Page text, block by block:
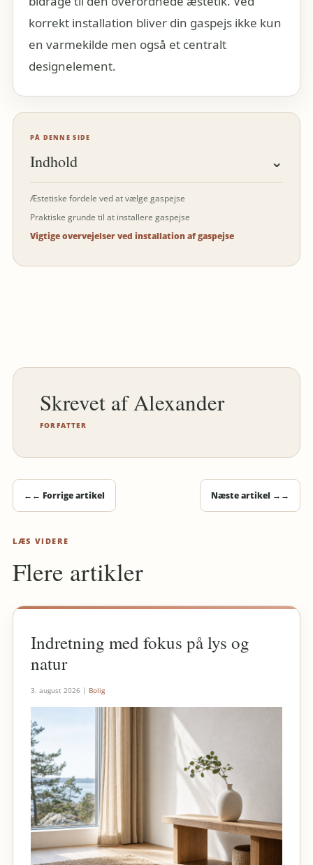
korrekt installation bliver din gaspejs ikke kun
en varmekilde men også et centralt
designelement.
PÅ DENNE SIDE
Indhold ⌄
Æstetiske fordele ved at vælge gaspejse
Praktiske grunde til at installere gaspejse
Vigtige overvejelser ved installation af gaspejse
Alexander
FORFATTER
← ← Forrige artikel Næste artikel → →
LÆS VIDERE
Flere artikler
Indretning med fokus på lys og
natur
3. august 2026 | Bolig